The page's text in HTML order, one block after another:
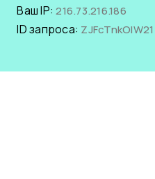
Ваш IP:216.73.216.186
ID запроса: ZJFcTnkOlW21